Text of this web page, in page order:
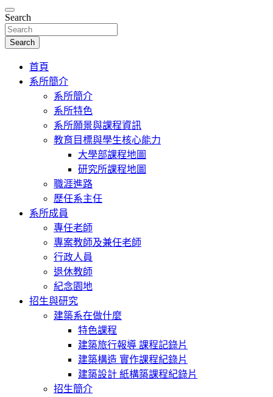
Search
Search
首頁
系所簡介
系所簡介
系所特色
系所願景與課程資訊
教育目標與學生核心能力
大學部課程地圖
研究所課程地圖
職涯進路
歷任系主任
系所成員
專任老師
專案教師及兼任老師
行政人員
退休教師
紀念園地
招生與研究
建築系在做什麼
特色課程
建築旅行報導 課程記錄片
建築構造 實作課程紀錄片
建築設計 紙構築課程紀錄片
招生簡介